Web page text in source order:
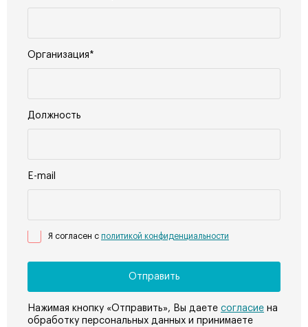
Организация*
Должность
E-mail
Я согласен с политикой конфиденциальности
Нажимая кнопку «Отправить», Вы даете согласие на
обработку персональных данных и принимаете